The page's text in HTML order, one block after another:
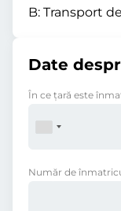
B: Transport
Date
În ce ţară este
Număr de